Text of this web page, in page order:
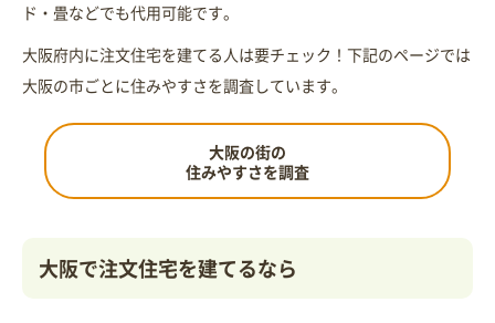
ド・畳などでも代用可能です。
大阪府内に注文住宅を建てる人は要チェック！下記のページでは
大阪の市ごとに住みやすさを調査しています。
大阪の街の
住みやすさを調査
大阪で注文住宅を建てるなら